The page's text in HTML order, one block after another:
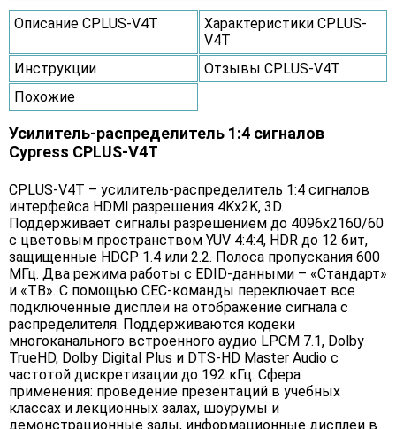
Описание CPLUS-V4T
Характеристики CPLUS-
V4T
Инструкции
Отзывы CPLUS-V4T
Похожие
Усилитель-распределитель 1:4 сигналов
Cypress CPLUS-V4T
CPLUS-V4T – усилитель-распределитель 1:4 сигналов
интерфейса HDMI разрешения 4Kх2K, 3D.
Поддерживает сигналы разрешением до 4096x2160/60
с цветовым пространством YUV 4:4:4, HDR до 12 бит,
защищенные HDCP 1.4 или 2.2. Полоса пропускания 600
МГц. Два режима работы с EDID-данными – «Стандарт»
и «ТВ». С помощью CEC-команды переключает все
подключенные дисплеи на отображение сигнала с
распределителя. Поддерживаются кодеки
многоканального встроенного аудио LPCM 7.1, Dolby
TrueHD, Dolby Digital Plus и DTS-HD Master Audio с
частотой дискретизации до 192 кГц. Сфера
применения: проведение презентаций в учебных
классах и лекционных залах, шоурумы и
демонстрационные залы, информационные дисплеи в